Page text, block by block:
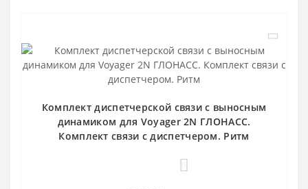
Комплект диспетчерской связи с выносным
динамиком для Voyager 2N ГЛОНАСС.
Комплект связи с диспетчером. Ритм